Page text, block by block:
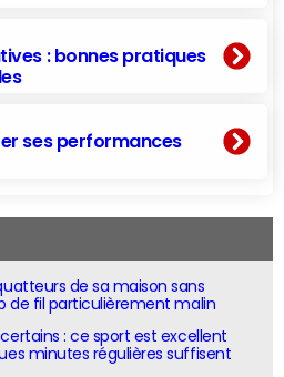
: bonnes pratiques
ses performances
de sa maison sans
de fil particulièrement malin
certains : ce sport est excellent
minutes régulières suffisent